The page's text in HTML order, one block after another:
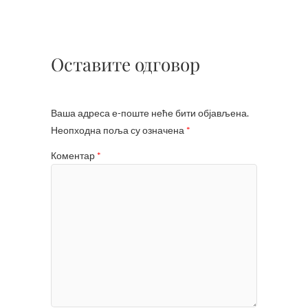
Оставите одговор
Ваша адреса е-поште неће бити објављена.
Неопходна поља су означена *
Коментар *